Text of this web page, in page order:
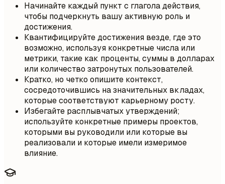
Начинайте каждый пункт с глагола действия,
чтобы подчеркнуть вашу активную роль и
достижения.
Квантифицируйте достижения везде, где это
возможно, используя конкретные числа или
метрики, такие как проценты, суммы в долларах
или количество затронутых пользователей.
Кратко, но четко опишите контекст,
сосредоточившись на значительных вкладах,
которые соответствуют карьерному росту.
Избегайте расплывчатых утверждений;
используйте конкретные примеры проектов,
которыми вы руководили или которые вы
реализовали и которые имели измеримое
влияние.